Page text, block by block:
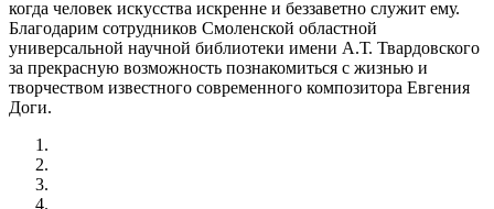
когда человек искусства искренне и беззаветно служит ему.
Благодарим сотрудников Смоленской областной
универсальной научной библиотеки имени А.Т. Твардовского
за прекрасную возможность познакомиться с жизнью и
творчеством известного современного композитора Евгения
Доги.